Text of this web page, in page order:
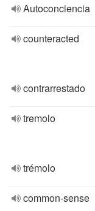
Autoconciencia
counteracted
contrarrestado
tremolo
trémolo
common-sense